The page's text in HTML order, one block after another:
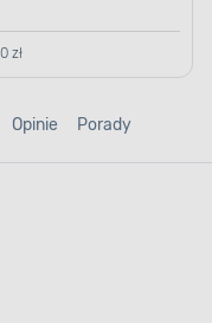
zł
Opinie Porady